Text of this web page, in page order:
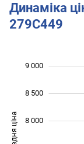
Динаміка
279C449
8 000
8 500
9 000